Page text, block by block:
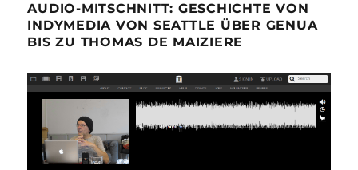
AUDIO-MITSCHNITT: GESCHICHTE VON
INDYMEDIA VON SEATTLE ÜBER GENUA
BIS ZU THOMAS DE MAIZIERE